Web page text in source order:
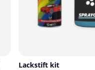
Lackstift kit